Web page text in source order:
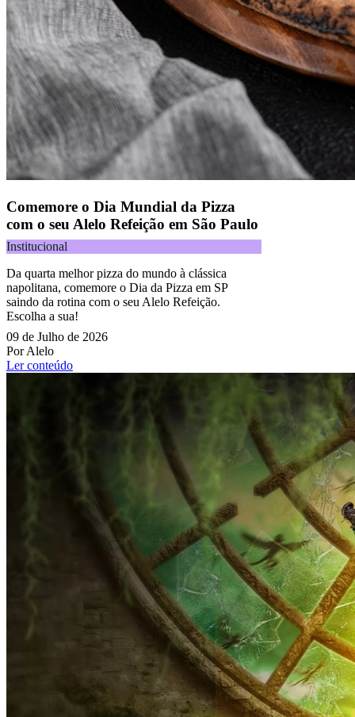
Comemore o Dia Mundial da Pizza
com o seu Alelo Refeição em São Paulo
Institucional
Da quarta melhor pizza do mundo à clássica
napolitana, comemore o Dia da Pizza em SP
saindo da rotina com o seu Alelo Refeição.
Escolha a sua!
09 de Julho de 2026
Por Alelo
Ler conteúdo